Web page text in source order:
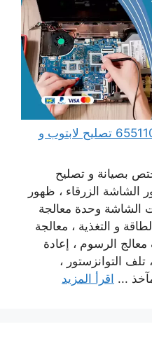
مهندس كمبيوتر الصليبية 65511033 تصليح لابتوب و
بصيانة و تصليح
الشاشة الزرقاء ، ظهور
الشاشة وحدة معالجة
و التغذية ، معالجة
الرسوم ، إعادة
التوانزستور ،
... اقرأ المزيد